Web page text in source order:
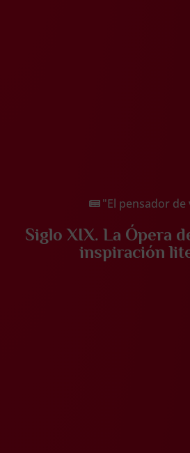
"El pensador de
Siglo XIX. La Ópera
inspiración